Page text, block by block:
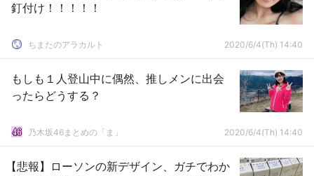
釘付け！！！！！
ちまたのアラカルト 2020/6/4(Th) 14:40
もしも１人登山中に偶然、推しメンに出会
ったらどうする？
乃木坂46まとめの「ま」 2020/6/4(Th) 14:40
【悲報】ローソンの新デザイン、ガチでわか